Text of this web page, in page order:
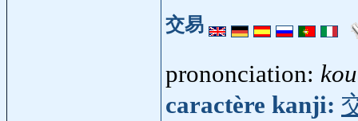
交易
prononciation:
caractère kanji: